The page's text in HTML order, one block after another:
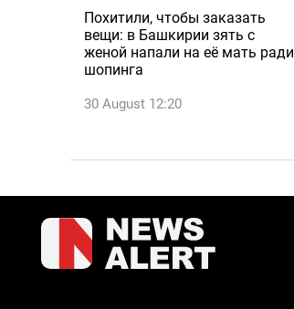
Похитили, чтобы заказать
вещи: в Башкирии зять с
женой напали на её мать ради
шопинга
30 August 12:20